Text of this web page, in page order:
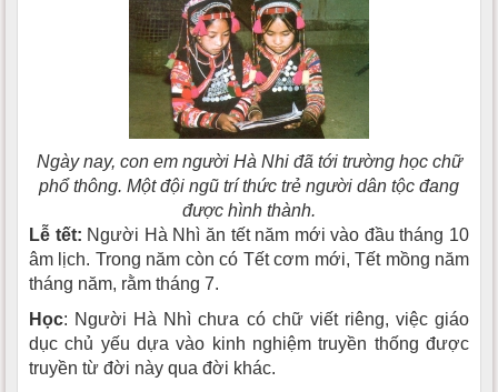
Ngày nay, con em người Hà Nhi đã tới trường học chữ
phổ thông. Một đội ngũ trí thức trẻ người dân tộc đang
được hình thành.
Lễ tết: Người Hà Nhì ăn tết năm mới vào đầu tháng 10
âm lịch. Trong năm còn có Tết cơm mới, Tết mồng năm
tháng năm, rằm tháng 7.
Học: Người Hà Nhì chưa có chữ viết riêng, việc giáo
dục chủ yếu dựa vào kinh nghiệm truyền thống được
truyền từ đời này qua đời khác.